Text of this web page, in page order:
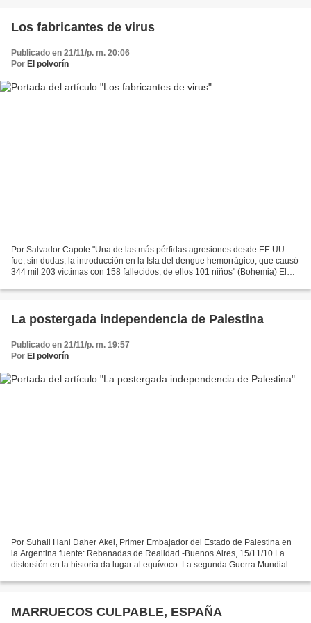
Los fabricantes de virus
Publicado en 21/11/p. m. 20:06
Por El polvorín
Por Salvador Capote "Una de las más pérfidas agresiones desde EE.UU.
fue, sin dudas, la introducción en la Isla del dengue hemorrágico, que causó
344 mil 203 víctimas con 158 fallecidos, de ellos 101 niños" (Bohemia) El
La postergada independencia de Palestina
Publicado en 21/11/p. m. 19:57
Por El polvorín
Por Suhail Hani Daher Akel, Primer Embajador del Estado de Palestina en
la Argentina fuente: Rebanadas de Realidad -Buenos Aires, 15/11/10 La
distorsión en la historia da lugar al equívoco. La segunda Guerra Mundial
MARRUECOS CULPABLE, ESPAÑA